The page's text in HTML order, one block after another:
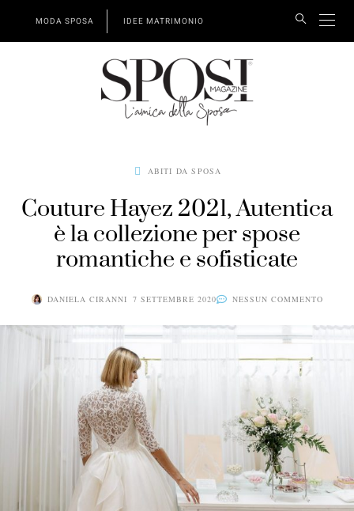
MODA SPOSA IDEE MATRIMONIO
ABITI DA SPOSA
Couture Hayez 2021, Autentica
è la collezione per spose
romantiche e sofisticate
DANIELA CIRANNI 7 SETTEMBRE 2020 NESSUN COMMENTO